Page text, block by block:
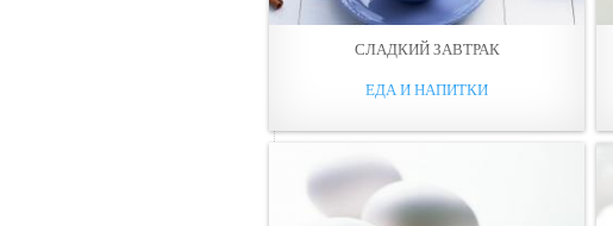
СЛАДКИЙ ЗАВТРАК
ЕДА И НАПИТКИ